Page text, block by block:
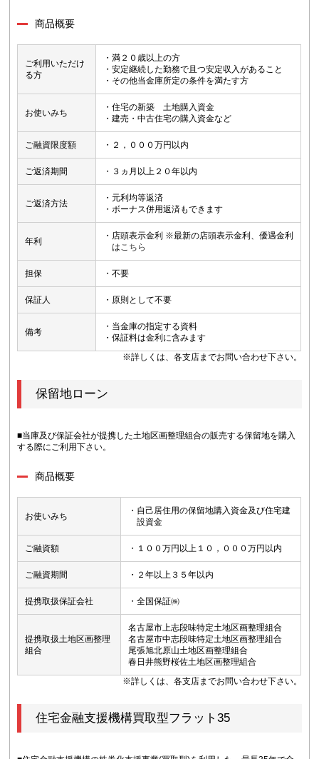
商品概要
ご利用いただけ
る方
・満２０歳以上の方
・安定継続した勤務で且つ安定収入があること
・その他当金庫所定の条件を満たす方
お使いみち
・住宅の新築 土地購入資金
・建売・中古住宅の購入資金など
ご融資限度額 ・２，０００万円以内
ご返済期間 ・３ヵ月以上２０年以内
ご返済方法
・元利均等返済
・ボーナス併用返済もできます
年利
・店頭表示金利 ※最新の店頭表示金利、優遇金利
はこちら
担保 ・不要
保証人 ・原則として不要
備考
・当金庫の指定する資料
・保証料は金利に含みます
※詳しくは、各支店までお問い合わせ下さい。
保留地ローン
■当庫及び保証会社が提携した土地区画整理組合の販売する保留地を購入
する際にご利用下さい。
商品概要
お使いみち
・自己居住用の保留地購入資金及び住宅建
設資金
ご融資額 ・１００万円以上１０，０００万円以内
ご融資期間 ・２年以上３５年以内
提携取扱保証会社 ・全国保証㈱
提携取扱土地区画整理
組合
名古屋市上志段味特定土地区画整理組合
名古屋市中志段味特定土地区画整理組合
尾張旭北原山土地区画整理組合
春日井熊野桜佐土地区画整理組合
※詳しくは、各支店までお問い合わせ下さい。
住宅金融支援機構買取型フラット35